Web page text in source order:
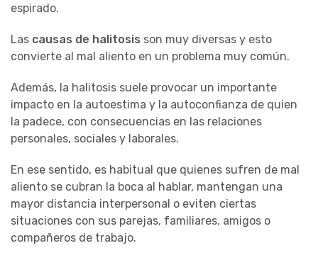
espirado.
Las causas de halitosis son muy diversas y esto
convierte al mal aliento en un problema muy común.
Además, la halitosis suele provocar un importante
impacto en la autoestima y la autoconfianza de quien
la padece, con consecuencias en las relaciones
personales, sociales y laborales.
En ese sentido, es habitual que quienes sufren de mal
aliento se cubran la boca al hablar, mantengan una
mayor distancia interpersonal o eviten ciertas
situaciones con sus parejas, familiares, amigos o
compañeros de trabajo.